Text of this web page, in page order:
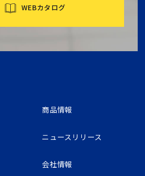
WEBカタログ
商品情報
ニュースリリース
会社情報